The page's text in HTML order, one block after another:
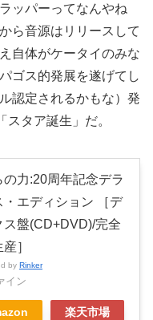
ッパーってなんやね
ら音源はリリースして
自体がケータイのみな
ゴス的発展を遂げてし
認定されるかもな）発
タア誕生」だ。
の力:20周年記念デラ
・エディション ［デ
ス盤(CD+DVD)/完全
］
by Rinker
イン
楽天市場